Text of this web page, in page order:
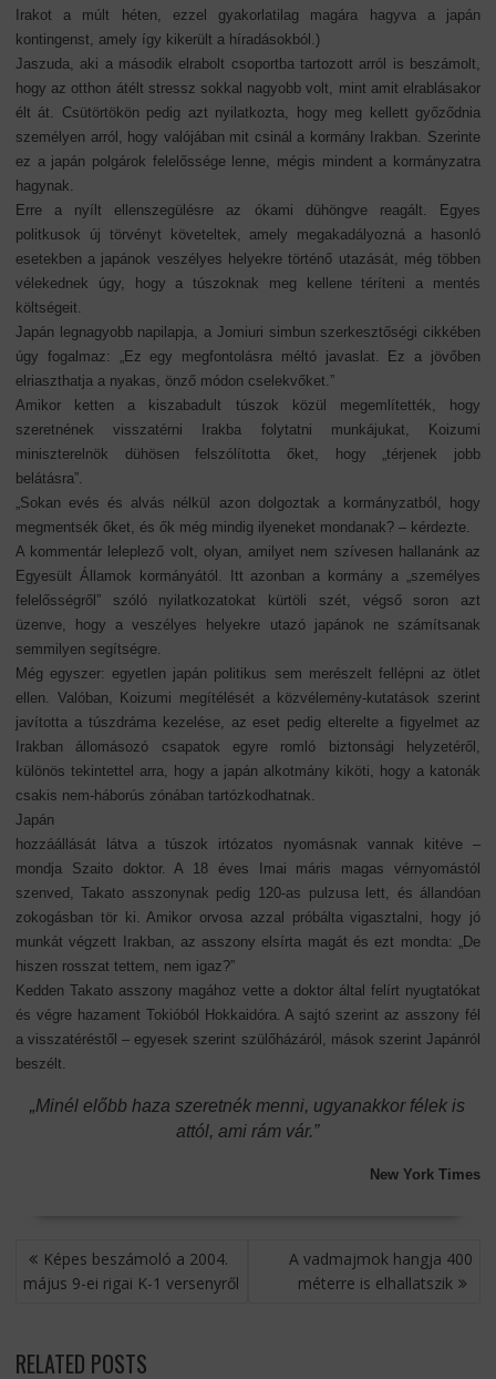
Irakot a múlt héten, ezzel gyakorlatilag magára hagyva a japán
kontingenst, amely így kikerült a híradásokból.)
Jaszuda, aki a második elrabolt csoportba tartozott arról is beszámolt,
hogy az otthon átélt stressz sokkal nagyobb volt, mint amit elrablásakor
élt át. Csütörtökön pedig azt nyilatkozta, hogy meg kellett győződnia
személyen arról, hogy valójában mit csinál a kormány Irakban. Szerinte
ez a japán polgárok felelőssége lenne, mégis mindent a kormányzatra
hagynak.
Erre a nyílt ellenszegülésre az ókami dühöngve reagált. Egyes
politkusok új törvényt követeltek, amely megakadályozná a hasonló
esetekben a japánok veszélyes helyekre történő utazását, még többen
vélekednek úgy, hogy a túszoknak meg kellene téríteni a mentés
költségeit.
Japán legnagyobb napilapja, a Jomiuri simbun szerkesztőségi cikkében
úgy fogalmaz: „Ez egy megfontolásra méltó javaslat. Ez a jövőben
elriaszthatja a nyakas, önző módon cselekvőket.”
Amikor ketten a kiszabadult túszok közül megemlítették, hogy
szeretnének visszatérni Irakba folytatni munkájukat, Koizumi
miniszterelnök dühösen felszólította őket, hogy „térjenek jobb
belátásra”.
„Sokan evés és alvás nélkül azon dolgoztak a kormányzatból, hogy
megmentsék őket, és ők még mindig ilyeneket mondanak? – kérdezte.
A kommentár leleplező volt, olyan, amilyet nem szívesen hallanánk az
Egyesült Államok kormányától. Itt azonban a kormány a „személyes
felelősségről” szóló nyilatkozatokat kürtöli szét, végső soron azt
üzenve, hogy a veszélyes helyekre utazó japánok ne számítsanak
semmilyen segítségre.
Még egyszer: egyetlen japán politikus sem merészelt fellépni az ötlet
ellen. Valóban, Koizumi megítélését a közvélemény-kutatások szerint
javította a túszdráma kezelése, az eset pedig elterelte a figyelmet az
Irakban állomásozó csapatok egyre romló biztonsági helyzetéről,
különös tekintettel arra, hogy a japán alkotmány kiköti, hogy a katonák
csakis nem-háborús zónában tartózkodhatnak.
Japán
hozzáállását látva a túszok irtózatos nyomásnak vannak kitéve –
mondja Szaito doktor. A 18 éves Imai máris magas vérnyomástól
szenved, Takato asszonynak pedig 120-as pulzusa lett, és állandóan
zokogásban tör ki. Amikor orvosa azzal próbálta vigasztalni, hogy jó
munkát végzett Irakban, az asszony elsírta magát és ezt mondta: „De
hiszen rosszat tettem, nem igaz?”
Kedden Takato asszony magához vette a doktor által felírt nyugtatókat
és végre hazament Tokióból Hokkaidóra. A sajtó szerint az asszony fél
a visszatéréstől – egyesek szerint szülőházáról, mások szerint Japánról
beszélt.
„Minél előbb haza szeretnék menni, ugyanakkor félek is
attól, ami rám vár.”
New York Times
BEJEGYZÉS
NAVIGÁCIÓ
Képes beszámoló a 2004.
május 9-ei rigai K-1 versenyről
A vadmajmok hangja 400
méterre is elhallatszik
RELATED POSTS